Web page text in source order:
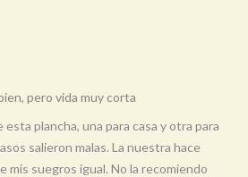
pero vida muy corta
plancha, una para casa y otra para
salieron malas. La nuestra hace
mis suegros igual. No la recomiendo